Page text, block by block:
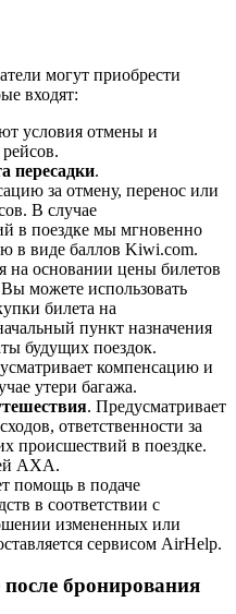
могут приобрести
входят:
условия отмены и
пересадки.
за отмену, перенос или
В случае
в поездке мы мгновенно
в виде баллов Kiwi.com.
на основании цены билетов
можете использовать
билета на
пункт назначения
будущих поездок.
компенсацию и
утери багажа.
. Предусматривает
ответственности за
происшествий в поездке.
AXA.
помощь в подаче
в соответствии с
измененных или
сервисом AirHelp.
бронирования